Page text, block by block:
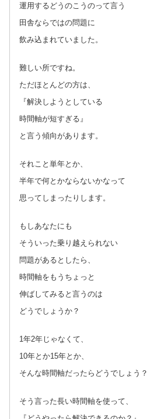
運用するどうのこうのって言う
田舎ならではの問題に
飲み込まれていました。
難しい所ですね。
ただほとんどの方は、
『解決しようとしている
時間軸が短すぎる』
と言う傾向があります。
それこと単年とか、
半年で何とかならないかなって
思ってしまったりします。
もしあなたにも
そういった乗り越えられない
問題があるとしたら、
時間軸をもうちょっと
伸ばしてみると言うのは
どうでしょうか？
1年2年じゃなくて、
10年とか15年とか、
そんな時間軸だったらどうでしょう？
そう言った長い時間軸を使って、